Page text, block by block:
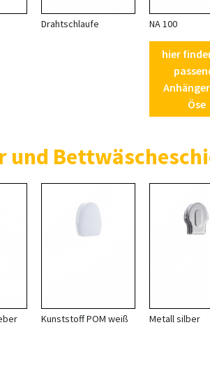
Drahtschlaufe NA 100
hier
Öse
und
Kunststoff POM weiß Metall silber